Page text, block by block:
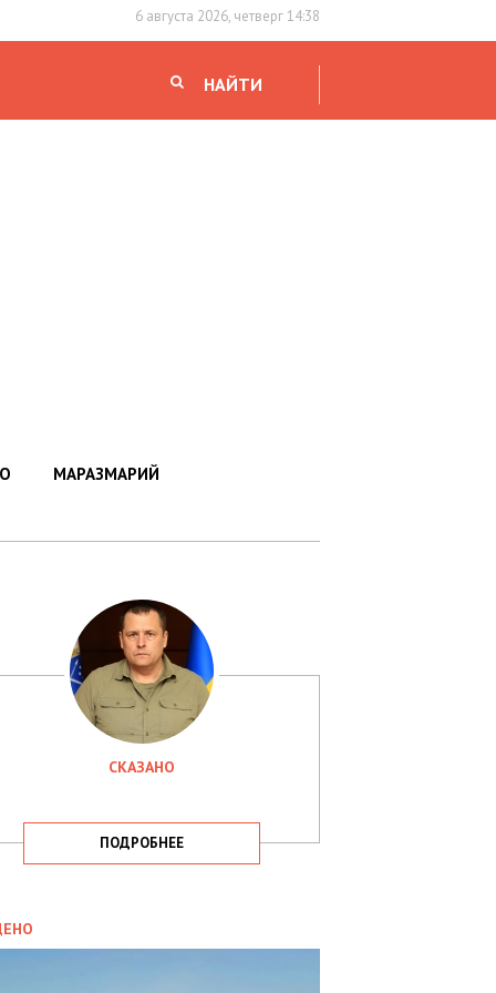
6 августа 2026, четверг 14:38
НАЙТИ
МАРАЗМАРИЙ
СКАЗАНО
ПОДРОБНЕЕ